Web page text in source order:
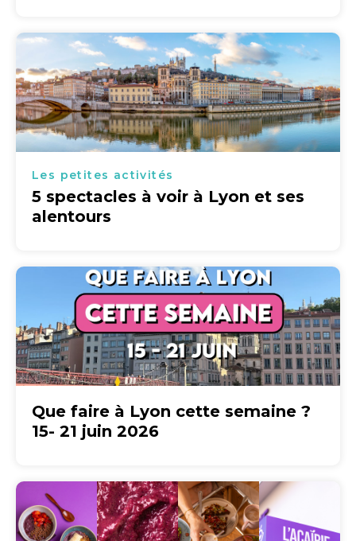
Les petites activités
5 spectacles à voir à Lyon et ses
alentours
Que faire à Lyon cette semaine ?
15- 21 juin 2026